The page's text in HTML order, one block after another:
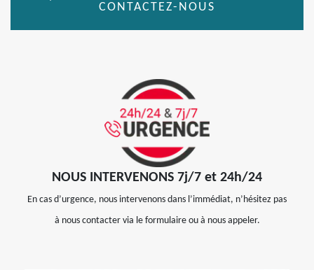
CONTACTEZ-NOUS
NOUS INTERVENONS 7j/7 et 24h/24
En cas d’urgence, nous intervenons dans l’immédiat, n’hésitez pas
à nous contacter via le formulaire ou à nous appeler.